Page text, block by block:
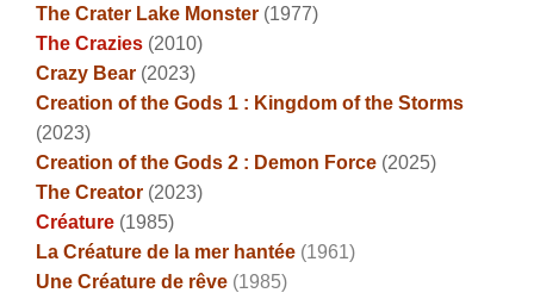
The Crater Lake Monster (1977)
The Crazies (2010)
Crazy Bear (2023)
Creation of the Gods 1 : Kingdom of the Storms
(2023)
Creation of the Gods 2 : Demon Force (2025)
The Creator (2023)
Créature (1985)
La Créature de la mer hantée (1961)
Une Créature de rêve (1985)